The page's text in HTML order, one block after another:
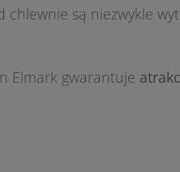
są niezwykle
Elmark gwarantuje